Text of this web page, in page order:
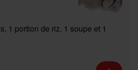
1 portion de riz, 1 soupe et 1